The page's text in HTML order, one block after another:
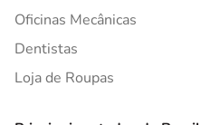
Oficinas Mecânicas
Dentistas
Loja de Roupas